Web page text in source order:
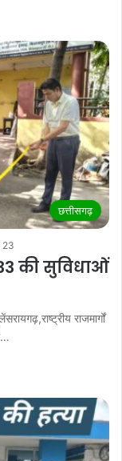
छत्तीसगढ़
23
की सुविधाओं
राजमार्गों